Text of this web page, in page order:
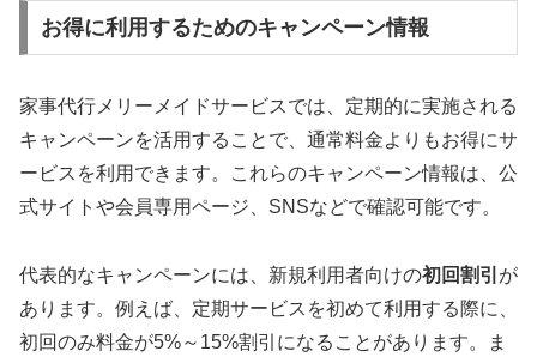
お得に利用するためのキャンペーン情報
家事代行メリーメイドサービスでは、定期的に実施される
キャンペーンを活用することで、通常料金よりもお得にサ
ービスを利用できます。これらのキャンペーン情報は、公
式サイトや会員専用ページ、SNSなどで確認可能です。
代表的なキャンペーンには、新規利用者向けの初回割引 が
あります。例えば、定期サービスを初めて利用する際に、
初回のみ料金が5%～15%割引になることがあります。ま